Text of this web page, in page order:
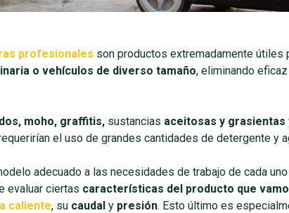
profesionales son productos extremadamente útiles
o vehículos de diverso tamaño, eliminando
moho, graffitis, sustancias aceitosas y grasientas
el uso de grandes cantidades de detergente y
adecuado a las necesidades de trabajo de cada
evaluar ciertas características del producto que
caliente, su caudal y presión. Esto último es